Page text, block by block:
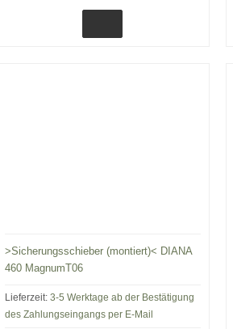
>Sicherungsschieber (montiert)< DIANA
460 MagnumT06
Lieferzeit: 3-5 Werktage ab der Bestätigung
des Zahlungseingangs per E-Mail